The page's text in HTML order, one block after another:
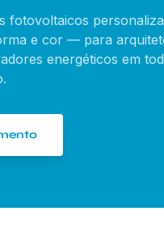
fotovoltaicos
e cor — para
energéticos em